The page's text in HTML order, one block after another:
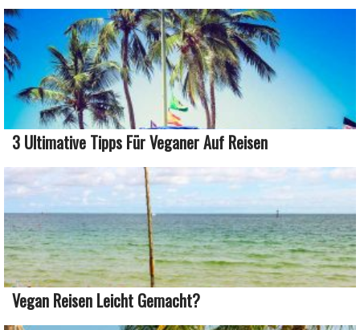
3 Ultimative Tipps Für Veganer Auf Reisen
Vegan Reisen Leicht Gemacht?